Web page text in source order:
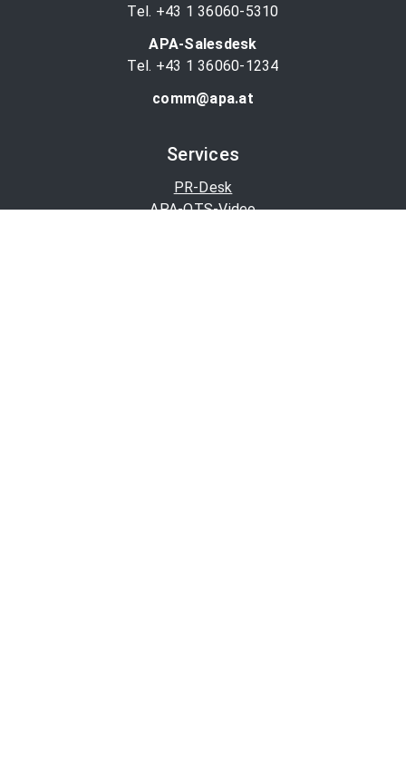
Tel. +43 1 36060-5310
APA-Salesdesk
Tel. +43 1 36060-1234
comm@apa.at
Services
PR-Desk
APA-OTS-Video